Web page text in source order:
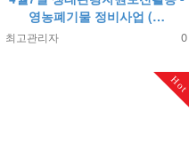
영농폐기물 정비사업 (…
최고관리자 0
Hot